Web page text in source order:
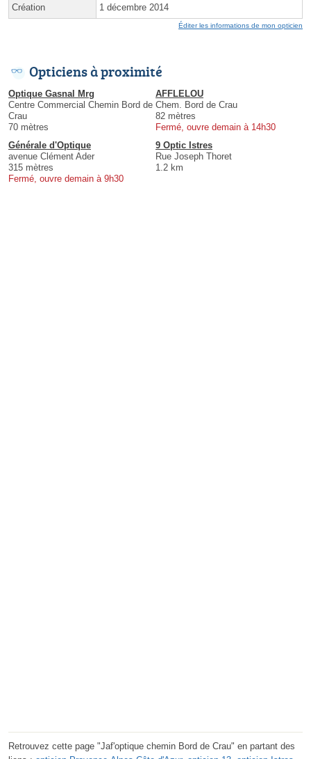
Création 1 décembre 2014
Éditer les informations de mon opticien
Opticiens à proximité
Optique Gasnal Mrg
Centre Commercial Chemin Bord de
Crau
70 mètres
AFFLELOU
Chem. Bord de Crau
82 mètres
Fermé, ouvre demain à 14h30
Générale d'Optique
avenue Clément Ader
315 mètres
Fermé, ouvre demain à 9h30
9 Optic Istres
Rue Joseph Thoret
1.2 km
Retrouvez cette page "Jaf'optique chemin Bord de Crau" en partant des